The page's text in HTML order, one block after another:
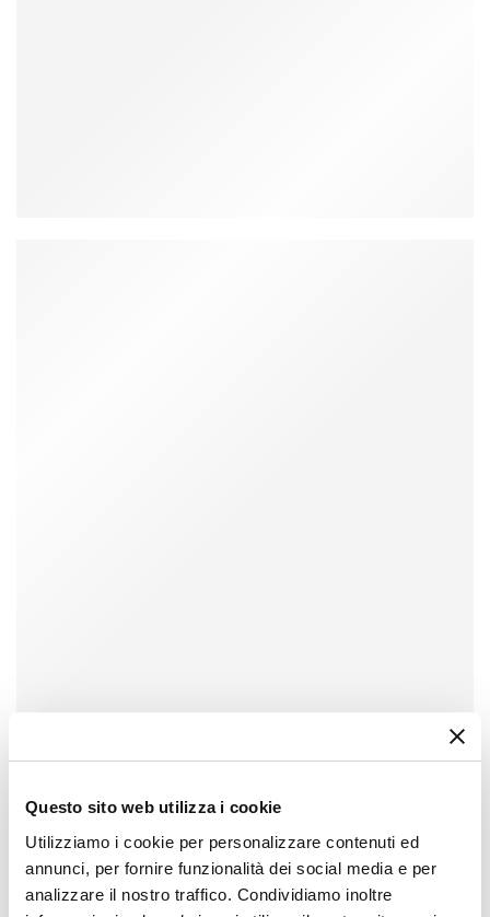
Questo sito web utilizza i cookie
Utilizziamo i cookie per personalizzare contenuti ed
annunci, per fornire funzionalità dei social media e per
analizzare il nostro traffico. Condividiamo inoltre